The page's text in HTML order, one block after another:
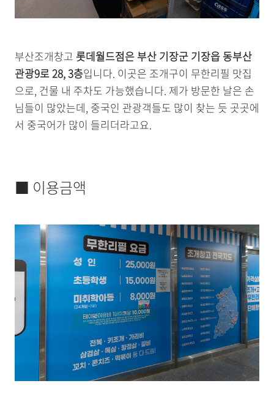
부산조개창고 롯데월드점은 부산 기장군 기장읍 동부산
관광9로 28, 3층입니다. 이곳은 조개구이 무한리필 맛집
으로, 건물 내 주차도 가능했습니다. 제가 방문한 날은 손
님들이 많았는데, 중국인 관광객들도 많이 찾는 듯 곳곳에
서 중국어가 많이 들리더라고요.
■ 이용금액